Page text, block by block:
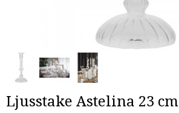
Ljusstake Astelina 23 cm